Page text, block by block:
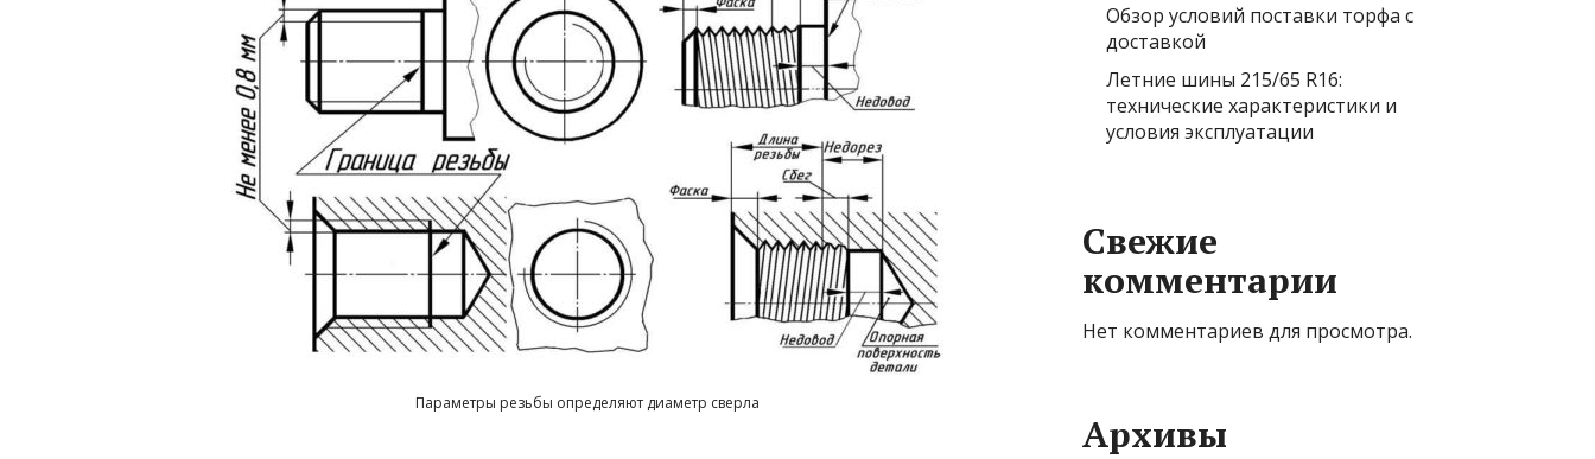
Параметры резьбы определяют диаметр сверла
Обзор условий поставки торфа с
доставкой
Летние шины 215/65 R16:
технические характеристики и
условия эксплуатации
Свежие
комментарии
Нет комментариев для просмотра.
Архивы